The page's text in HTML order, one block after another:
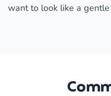
want to look like a